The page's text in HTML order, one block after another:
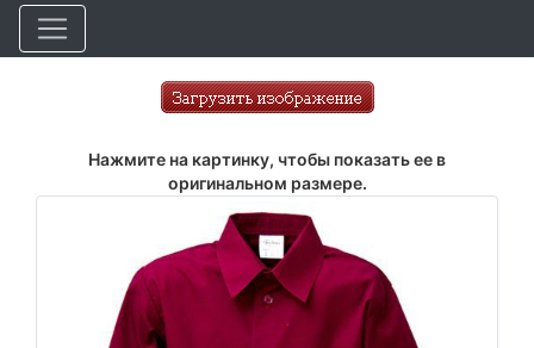
Нажмите на картинку, чтобы показать ее в
оригинальном размере.